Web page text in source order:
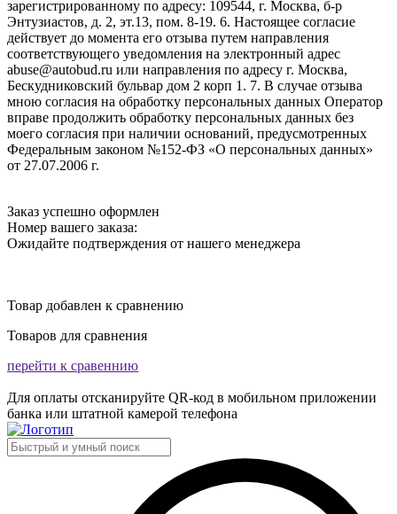
зарегистрированному по адресу: 109544, г. Москва, б-р
Энтузиастов, д. 2, эт.13, пом. 8-19. 6. Настоящее согласие
действует до момента его отзыва путем направления
соответствующего уведомления на электронный адрес
abuse@autobud.ru или направления по адресу г. Москва,
Бескудниковский бульвар дом 2 корп 1. 7. В случае отзыва
мною согласия на обработку персональных данных Оператор
вправе продолжить обработку персональных данных без
моего согласия при наличии оснований, предусмотренных
Федеральным законом №152-ФЗ «О персональных данных»
от 27.07.2006 г.
Заказ успешно оформлен
Номер вашего заказа:
Ожидайте подтверждения от нашего менеджера
Товар добавлен к сравнению
Товаров для сравнения
перейти к сравеннию
Для оплаты отсканируйте QR-код в мобильном приложении
банка или штатной камерой телефона